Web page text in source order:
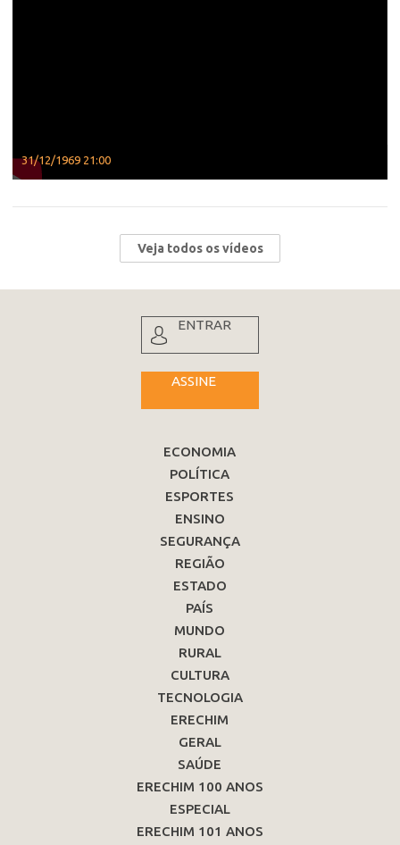
31/12/1969 21:00
Veja todos os vídeos
ENTRAR
ASSINE
ECONOMIA
POLÍTICA
ESPORTES
ENSINO
SEGURANÇA
REGIÃO
ESTADO
PAÍS
MUNDO
RURAL
CULTURA
TECNOLOGIA
ERECHIM
GERAL
SAÚDE
ERECHIM 100 ANOS
ESPECIAL
ERECHIM 101 ANOS